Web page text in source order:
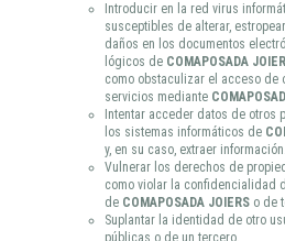
Introducir en la red virus
susceptibles de alterar,
daños en los documentos
lógicos de COMAPOSADA
como obstaculizar el acceso de
servicios mediante
Intentar acceder datos de
los sistemas informáticos de
y, en su caso, extraer información.
Vulnerar los derechos de
como violar la confidencialidad
de COMAPOSADA JOIERS o de
Suplantar la identidad de otro
públicas o de un tercero.